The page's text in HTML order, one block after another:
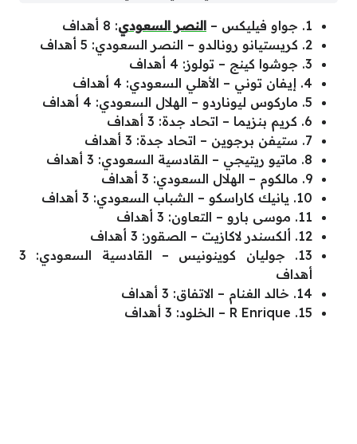
1. جواو فيليكس – النصر السعودي: 8 أهداف
2. كريستيانو رونالدو – النصر السعودي: 5 أهداف
3. جوشوا كينج – تولوز: 4 أهداف
4. إيفان توني – الأهلي السعودي: 4 أهداف
5. ماركوس ليوناردو – الهلال السعودي: 4 أهداف
6. كريم بنزيما – اتحاد جدة: 3 أهداف
7. ستيفن برجوين – اتحاد جدة: 3 أهداف
8. ماتيو ريتيجي – القادسية السعودي: 3 أهداف
9. مالكوم – الهلال السعودي: 3 أهداف
10. يانيك كاراسكو – الشباب السعودي: 3 أهداف
11. موسى بارو – التعاون: 3 أهداف
12. ألكسندر لاكازيت – الصقور: 3 أهداف
13. جوليان كوينونيس – القادسية السعودي: 3
أهداف
14. خالد الغنام – الاتفاق: 3 أهداف
15. R Enrique – الخلود: 3 أهداف